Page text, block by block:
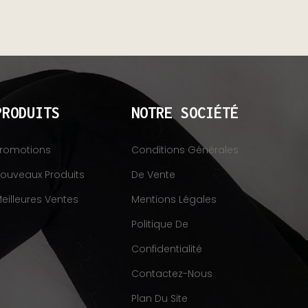
Produits
Ventes
NOTRE SOCIÉTÉ
Conditions Générales
De Vente
Mentions Légales
Politique De
Confidentialité
Contactez-Nous
Plan Du Site